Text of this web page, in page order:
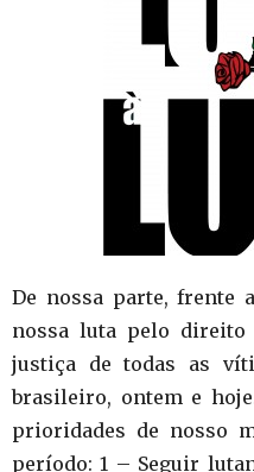
De nossa parte, frente
nossa luta pelo direito
justiça de todas as
brasileiro, ontem e
prioridades de nosso
período: 1 – Seguir